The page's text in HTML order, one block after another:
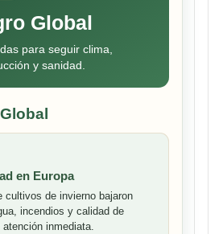
Global
para seguir clima,
y sanidad.
en Europa
cultivos de invierno bajaron
incendios y calidad de
inmediata.